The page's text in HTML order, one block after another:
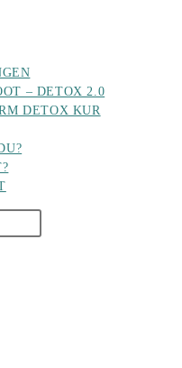
– DETOX 2.0
DETOX KUR